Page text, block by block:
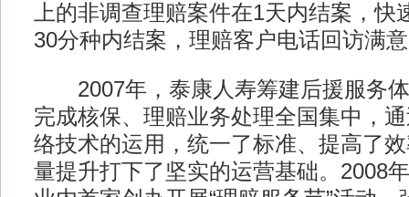
上的非调查理赔案件在1天内结案，快
30分种内结案，理赔客户电话回访满
2007年，泰康人寿筹建后援服务体
完成核保、理赔业务处理全国集中，
络技术的运用，统一了标准、提高了
量提升打下了坚实的运营基础。2008